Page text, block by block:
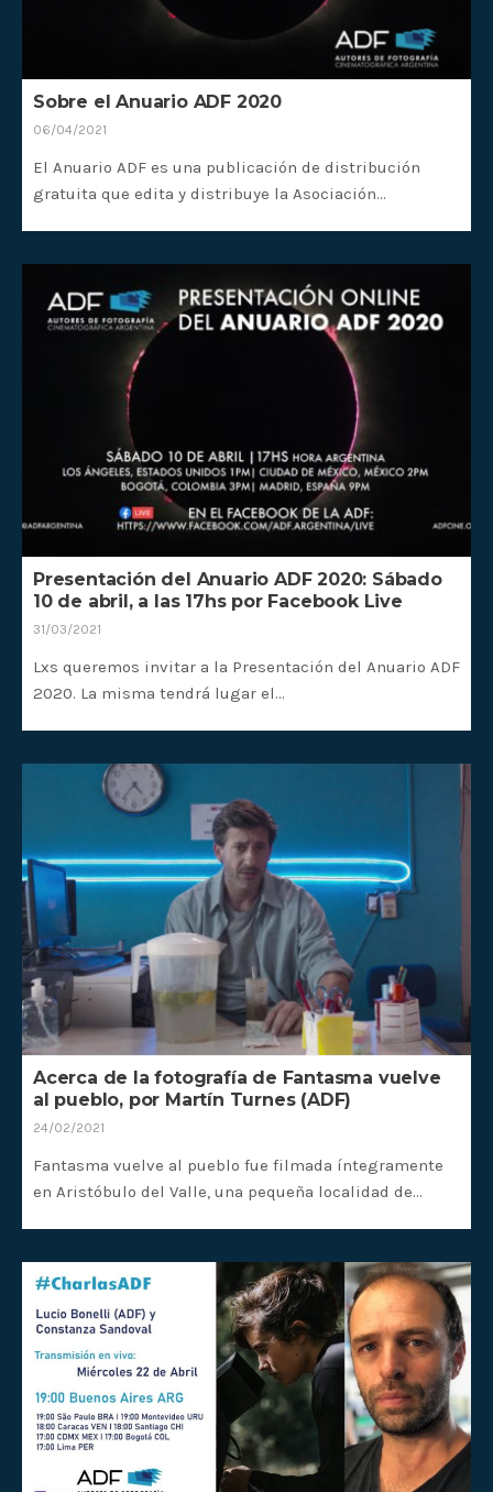
Sobre el Anuario ADF 2020
06/04/2021
El Anuario ADF es una publicación de distribución
gratuita que edita y distribuye la Asociación…
Presentación del Anuario ADF 2020: Sábado
10 de abril, a las 17hs por Facebook Live
31/03/2021
Lxs queremos invitar a la Presentación del Anuario ADF
2020. La misma tendrá lugar el…
Acerca de la fotografía de Fantasma vuelve
al pueblo, por Martín Turnes (ADF)
24/02/2021
Fantasma vuelve al pueblo fue filmada íntegramente
en Aristóbulo del Valle, una pequeña localidad de…